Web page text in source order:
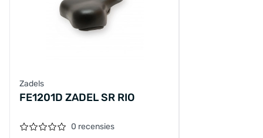
Zadels
FE1201D ZADEL SR RIO
0 recensies